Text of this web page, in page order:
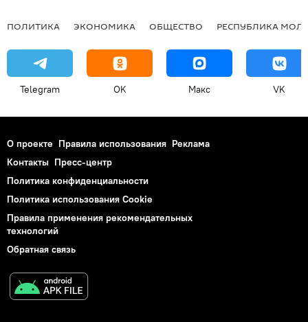
ПОЛИТИКА ЭКОНОМИКА ОБЩЕСТВО РЕСПУБЛИКА
Telegram OK Макс VK
О проекте Правила использования Реклама
Контакты Пресс-центр
Политика конфиденциальности
Политика использования Cookie
Правила применения рекомендательных
технологий
Обратная связь